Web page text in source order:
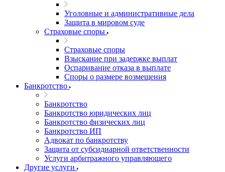
Уголовные и административные дела
Защита в мировом суде
Страховые споры
Страховые споры
Взыскание при задержке выплат
Оспаривание отказа в выплате
Споры о размере возмещения
Банкротство
Банкротство
Банкротство юридических лиц
Банкротство физических лиц
Банкротство ИП
Адвокат по банкротству
Защита от субсидиарной ответственности
Услуги арбитражного управляющего
Другие услуги